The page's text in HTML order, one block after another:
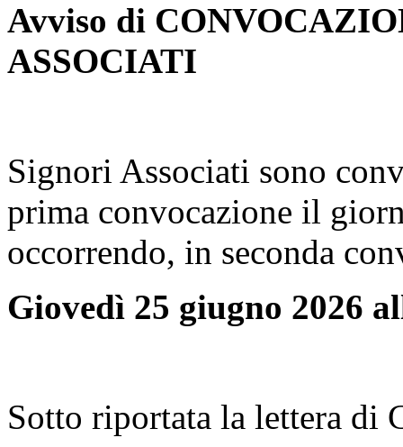
Avviso di
ASSOCIATI
Signori Associati sono
prima convocazione il
occorrendo, in seconda
Giovedì 25 giugno 2026
Sotto riportata la lettera di